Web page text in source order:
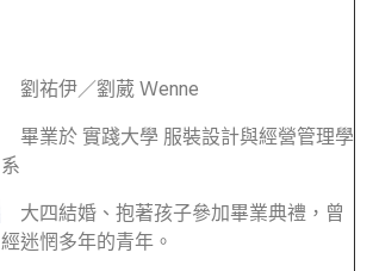
劉祐伊／劉葳 Ｗenne
畢業於 實踐大學 服裝設計與經營管理學
系
大四結婚、抱著孩子參加畢業典禮，曾
經迷惘多年的青年。